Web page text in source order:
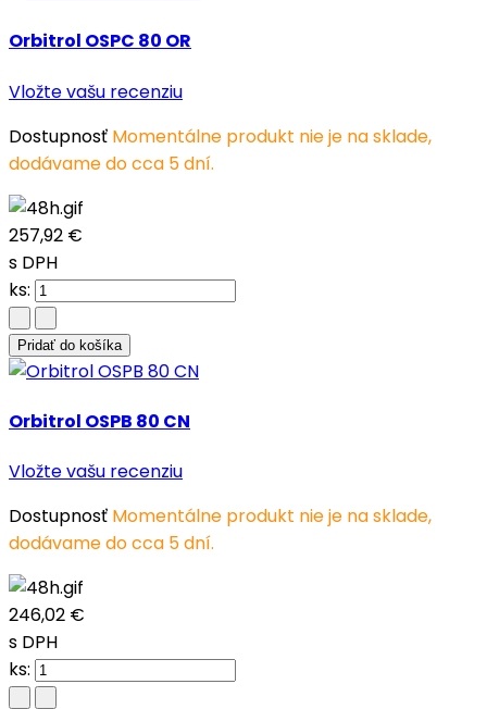
Orbitrol OSPC 80 OR
Vložte vašu recenziu
Dostupnosť Momentálne produkt nie je na sklade,
dodávame do cca 5 dní.
257,92 €
s DPH
ks:
Pridať do košíka
Orbitrol OSPB 80 CN
Vložte vašu recenziu
Dostupnosť Momentálne produkt nie je na sklade,
dodávame do cca 5 dní.
246,02 €
s DPH
ks: